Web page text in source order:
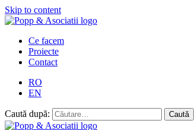
Skip to content
Ce facem
Proiecte
Contact
RO
EN
Caută după: